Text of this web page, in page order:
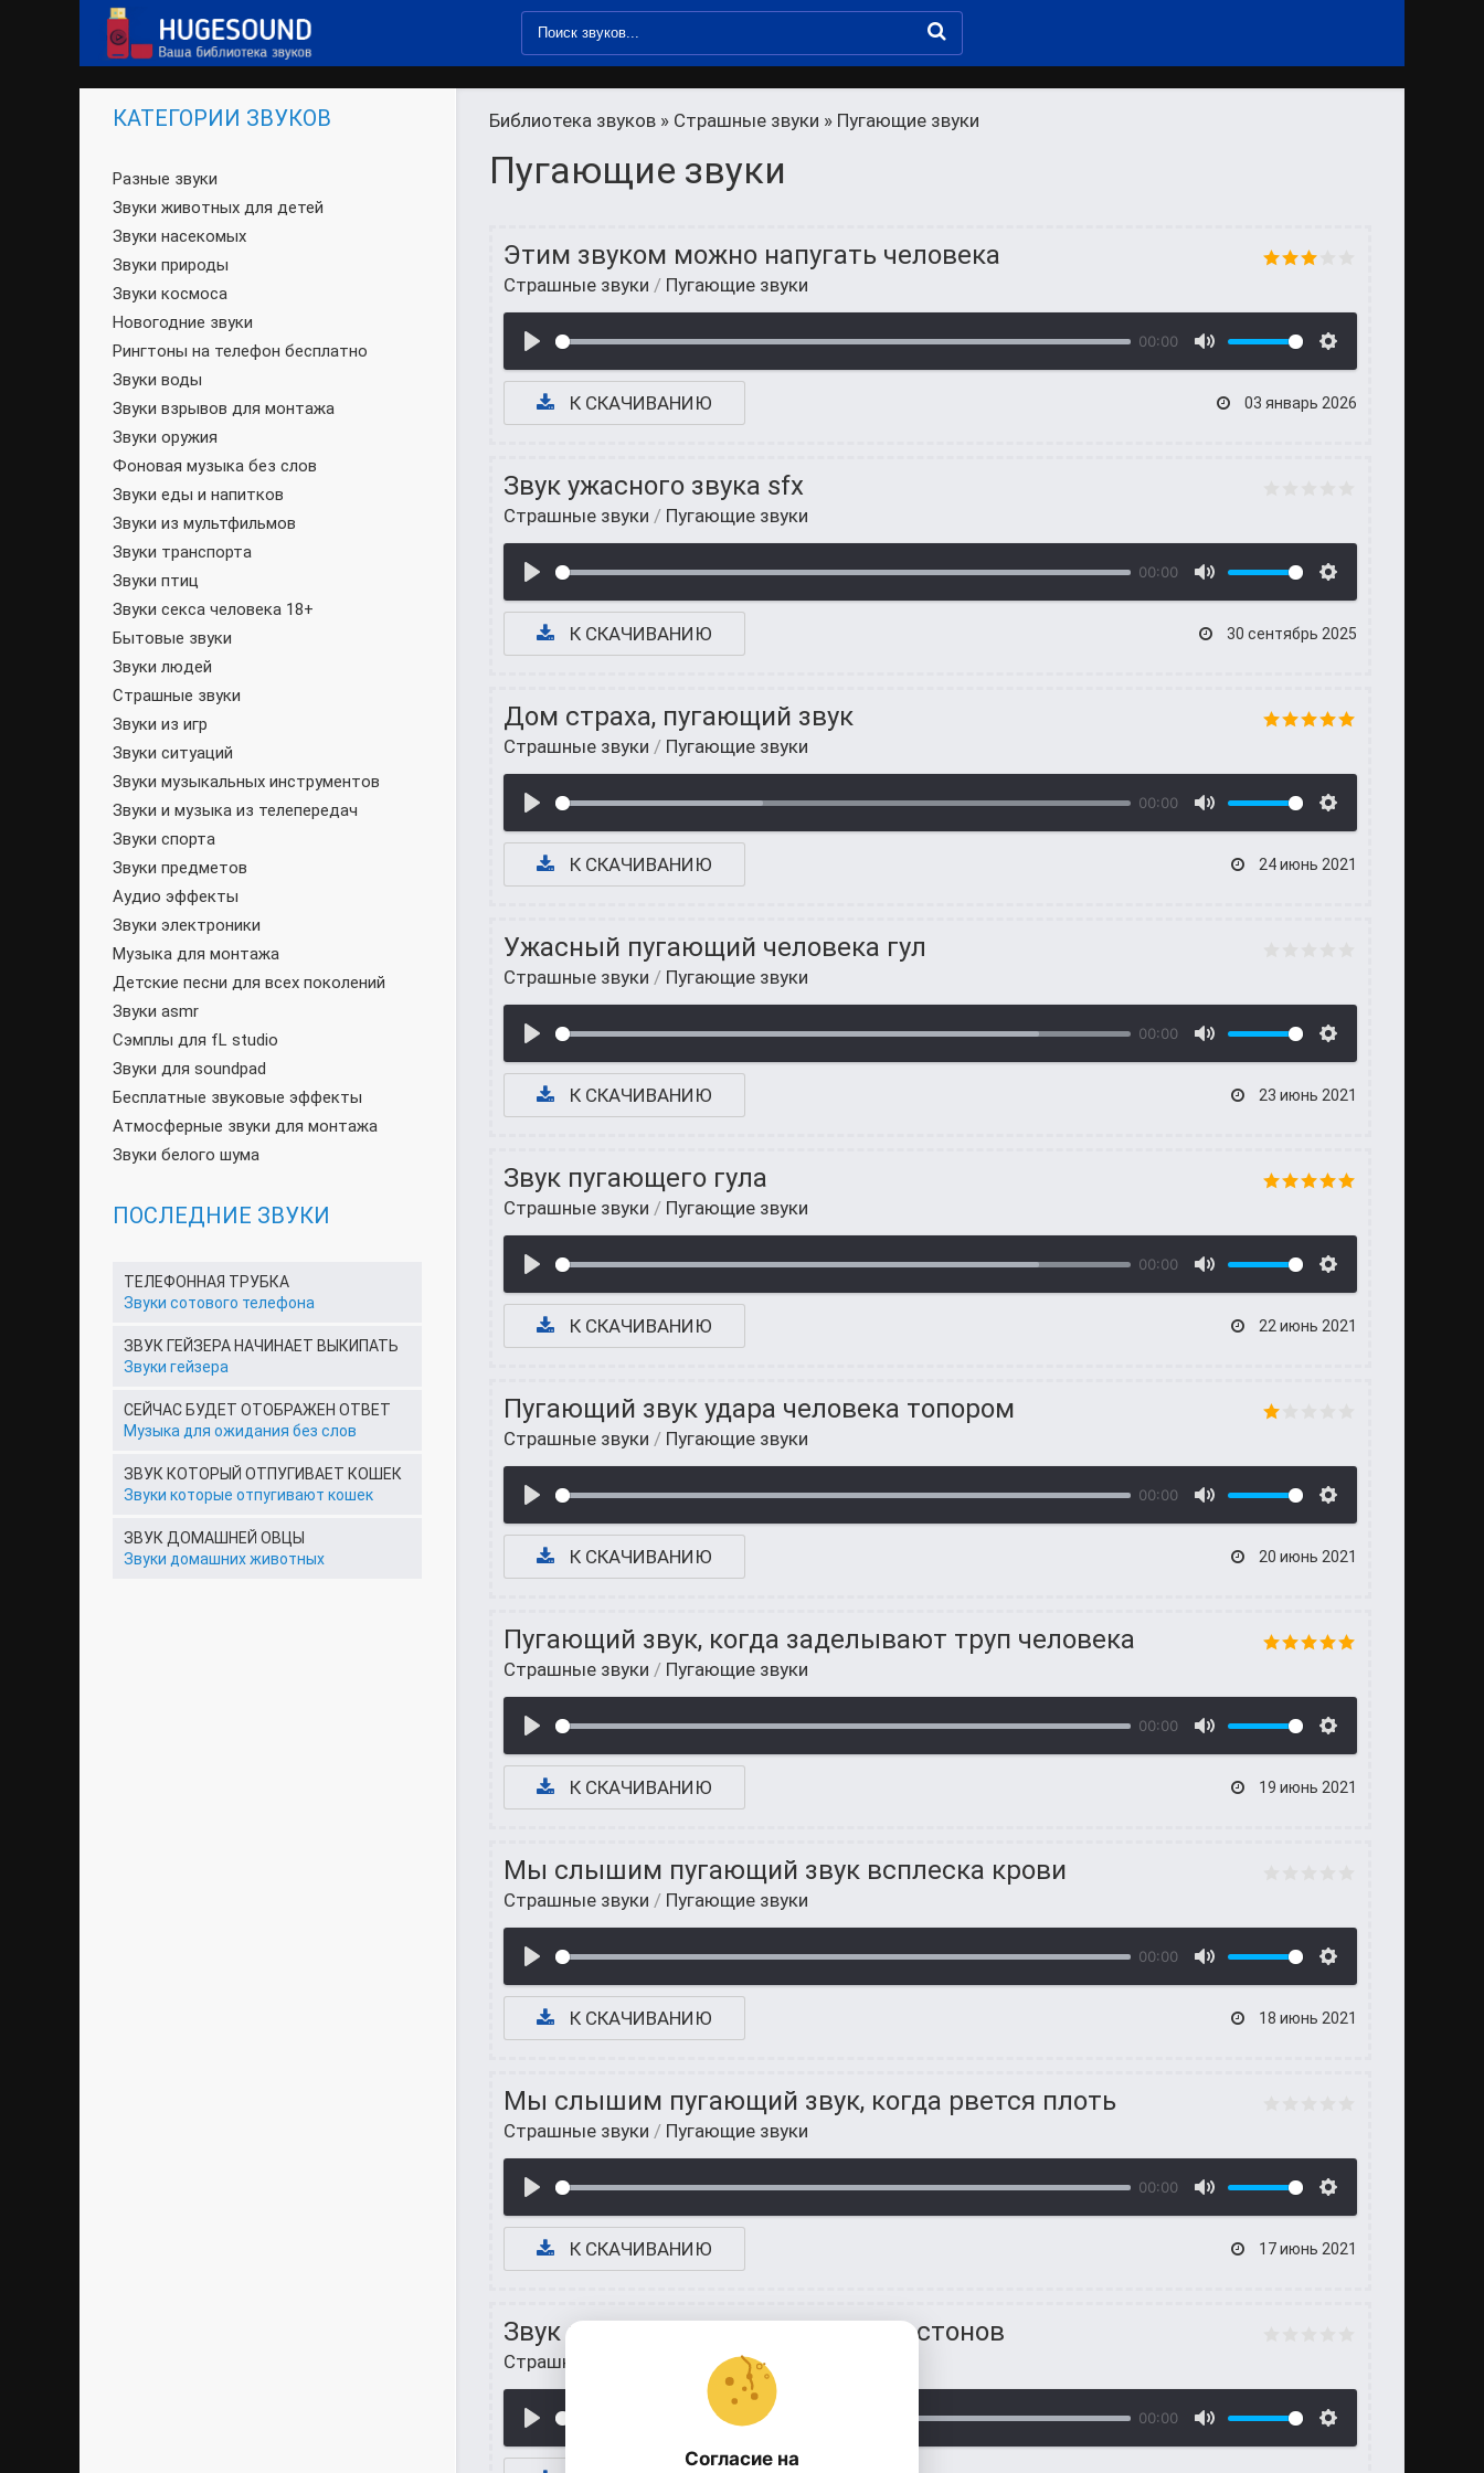
Библиотека звуков » Страшные звуки » Пугающие звуки
Пугающие звуки
Этим звуком можно напугать человека
Страшные звуки / Пугающие звуки
00:00
К СКАЧИВАНИЮ 03 январь 2026
Звук ужасного звука sfx
Страшные звуки / Пугающие звуки
00:00
К СКАЧИВАНИЮ 30 сентябрь 2025
Дом страха, пугающий звук
Страшные звуки / Пугающие звуки
00:00
К СКАЧИВАНИЮ 24 июнь 2021
Ужасный пугающий человека гул
Страшные звуки / Пугающие звуки
00:00
К СКАЧИВАНИЮ 23 июнь 2021
Звук пугающего гула
Страшные звуки / Пугающие звуки
00:00
К СКАЧИВАНИЮ 22 июнь 2021
Пугающий звук удара человека топором
Страшные звуки / Пугающие звуки
00:00
К СКАЧИВАНИЮ 20 июнь 2021
Пугающий звук, когда заделывают труп человека
Страшные звуки / Пугающие звуки
00:00
К СКАЧИВАНИЮ 19 июнь 2021
Мы слышим пугающий звук всплеска крови
Страшные звуки / Пугающие звуки
00:00
К СКАЧИВАНИЮ 18 июнь 2021
Мы слышим пугающий звук, когда рвется плоть
Страшные звуки / Пугающие звуки
00:00
К СКАЧИВАНИЮ 17 июнь 2021
Звук пугающих хрипов, визгов и стонов
Страшные звуки Пугающие звуки
00:00
КАТЕГОРИИ ЗВУКОВ
Разные звуки
Звуки животных для детей
Звуки насекомых
Звуки природы
Звуки космоса
Новогодние звуки
Рингтоны на телефон бесплатно
Звуки воды
Звуки взрывов для монтажа
Звуки оружия
Фоновая музыка без слов
Звуки еды и напитков
Звуки из мультфильмов
Звуки транспорта
Звуки птиц
Звуки секса человека 18+
Бытовые звуки
Звуки людей
Страшные звуки
Звуки из игр
Звуки ситуаций
Звуки музыкальных инструментов
Звуки и музыка из телепередач
Звуки спорта
Звуки предметов
Аудио эффекты
Звуки электроники
Музыка для монтажа
Детские песни для всех поколений
Звуки asmr
Сэмплы для fL studio
Звуки для soundpad
Бесплатные звуковые эффекты
Атмосферные звуки для монтажа
Звуки белого шума
ПОСЛЕДНИЕ ЗВУКИ
ТЕЛЕФОННАЯ ТРУБКА
Звуки сотового телефона
ЗВУК ГЕЙЗЕРА НАЧИНАЕТ ВЫКИПАТЬ
Звуки гейзера
СЕЙЧАС БУДЕТ ОТОБРАЖЕН ОТВЕТ
Музыка для ожидания без слов
ЗВУК КОТОРЫЙ ОТПУГИВАЕТ КОШЕК
Звуки которые отпугивают кошек
ЗВУК ДОМАШНЕЙ ОВЦЫ
Звуки домашних животных
Согласие на